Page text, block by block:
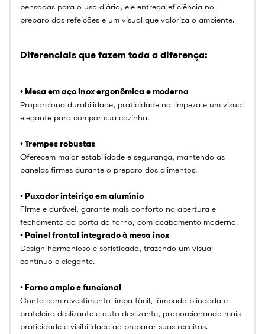
pensadas para o uso diário, ele entrega eficiência no
preparo das refeições e um visual que valoriza o ambiente.
Diferenciais que fazem toda a diferença:
• Mesa em aço inox ergonômica e moderna
Proporciona durabilidade, praticidade na limpeza e um visual
elegante para compor sua cozinha.
• Trempes robustas
Oferecem maior estabilidade e segurança, mantendo as
panelas firmes durante o preparo dos alimentos.
• Puxador inteiriço em alumínio
Firme e durável, garante mais conforto na abertura e
fechamento da porta do forno, com acabamento moderno.
• Painel frontal integrado à mesa inox
Design harmonioso e sofisticado, trazendo um visual
contínuo e elegante.
• Forno amplo e funcional
Conta com revestimento limpa-fácil, lâmpada blindada e
prateleira deslizante e auto deslizante, proporcionando mais
praticidade e visibilidade ao preparar suas receitas.